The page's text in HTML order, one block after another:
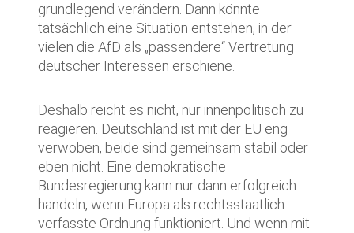
grundlegend verändern. Dann könnte
tatsächlich eine Situation entstehen, in der
vielen die AfD als „passendere“ Vertretung
deutscher Interessen erschiene.
Deshalb reicht es nicht, nur innenpolitisch zu
reagieren. Deutschland ist mit der EU eng
verwoben, beide sind gemeinsam stabil oder
eben nicht. Eine demokratische
Bundesregierung kann nur dann erfolgreich
handeln, wenn Europa als rechtsstaatlich
verfasste Ordnung funktioniert. Und wenn mit